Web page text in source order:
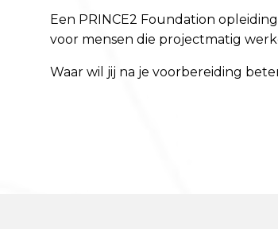
Een PRINCE2 Foundation
voor mensen die projectmatig
Waar wil jij na je voorbereiding